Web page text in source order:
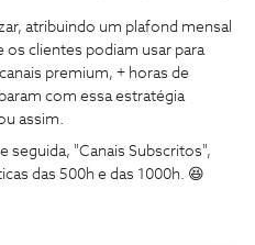
atribuindo um plafond mensal
clientes podiam usar para
premium, + horas de
com essa estratégia
assim.
seguida, "Canais Subscritos",
das 500h e das 1000h. 😆